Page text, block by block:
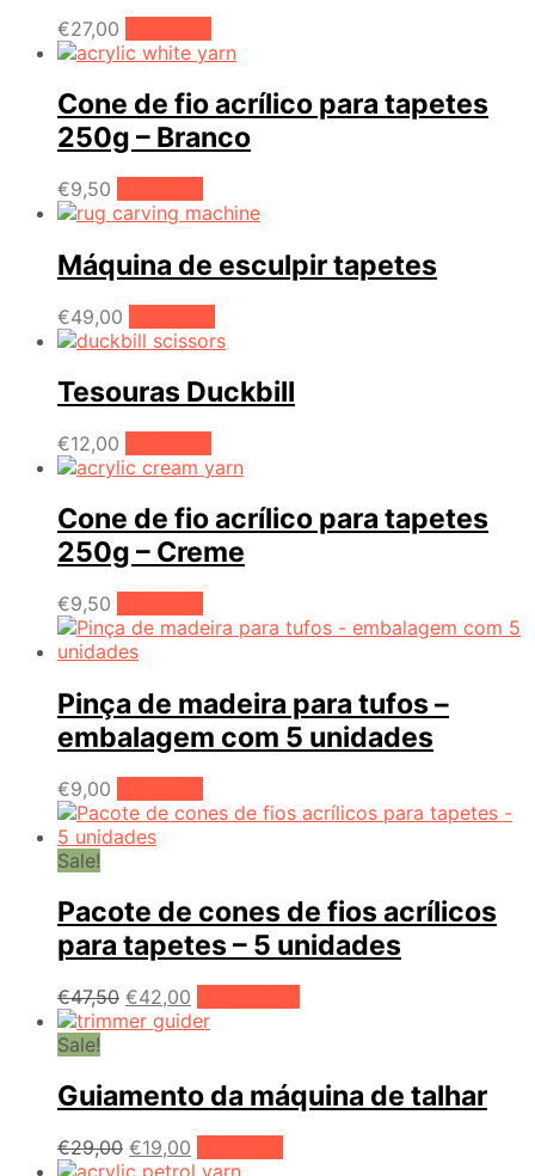
€27,00
Cone de fio acrílico para tapetes
250g – Branco
€9,50
Máquina de esculpir tapetes
€49,00
Tesouras Duckbill
€12,00
Cone de fio acrílico para tapetes
250g – Creme
€9,50
Pinça de madeira para tufos –
embalagem com 5 unidades
€9,00
Sale!
Pacote de cones de fios acrílicos
para tapetes – 5 unidades
€47,50 O
preço
€47,50.
€42,00
preço
€42,00.
variants.
The
Sale!
Guiamento da máquina de talhar
€29,00 O
preço
€19,00
preço